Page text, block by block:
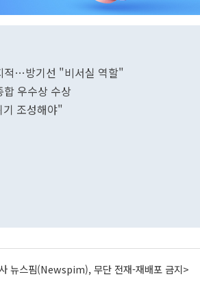
적…방기선 "비서실 역할"
우수상 수상
조성해야"
뉴스핌(Newspim), 무단 전재-재배포 금지>